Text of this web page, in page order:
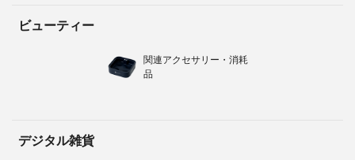
ビューティー
関連アクセサリー・消耗
品
デジタル雑貨